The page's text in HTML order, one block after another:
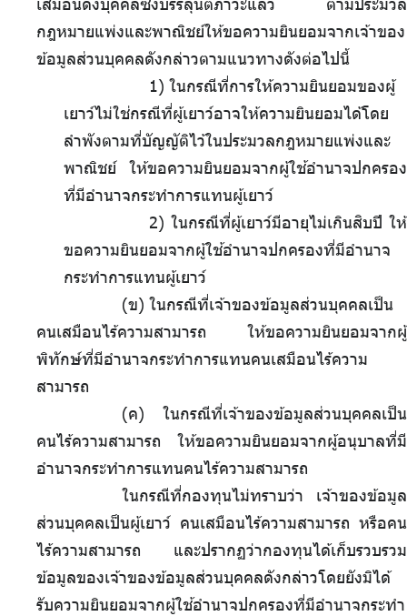
กฎหมายแพ่งและพาณิชย์ให้ขอความยินยอมจากเจ้าของ
ข้อมูลส่วนบุคคลดังกล่าวตามแนวทางดังต่อไปนี้
1) .ในกรณีที่การให้ความยินยอมของผู้
เยาว์ไม่ใช่กรณีที่ผู้เยาว์อาจให้ความยินยอมได้โดย
ลำพังตามที่บัญญัติไว้ในประมวลกฎหมายแพ่งและ
พาณิชย์ ให้ขอความยินยอมจากผู้ใช้อำนาจปกครอง
ที่มีอำนาจกระทำการแทนผู้เยาว์
2) ในกรณีที่ผู้เยาว์มีอายุไม่เกินสิบปี ให้
ขอความยินยอมจากผู้ใช้อำนาจปกครองที่มีอำนาจ
กระทำการแทนผู้เยาว์
(ข) .ในกรณีที่เจ้าของข้อมูลส่วนบุคคลเป็น
คนเสมือนไร้ความสามารถ ให้ขอความยินยอมจากผู้
พิทักษ์ที่มีอำนาจกระทำการแทนคนเสมือนไร้ความ
สามารถ
(ค) ในกรณีที่เจ้าของข้อมูลส่วนบุคคลเป็น
คนไร้ความสามารถ ให้ขอความยินยอมจากผู้อนุบาลที่มี
อำนาจกระทำการแทนคนไร้ความสามารถ
ในกรณีที่กองทุนไม่ทราบว่า เจ้าของข้อมูล
ส่วนบุคคลเป็นผู้เยาว์ คนเสมือนไร้ความสามารถ หรือคน
ไร้ความสามารถ และปรากฏว่ากองทุนได้เก็บรวบรวม
ข้อมูลของเจ้าของข้อมูลส่วนบุคคลดังกล่าวโดยยังมิได้
รับความยินยอมจากผู้ใช้อำนาจปกครองที่มีอำนาจกระทำ